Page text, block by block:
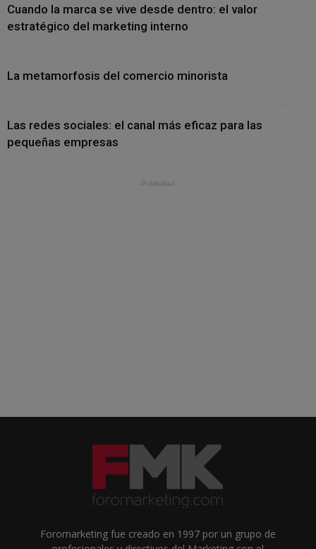
Cuando la marca se vive desde dentro: el valor
estratégico del marketing interno
La metamorfosis del comercio minorista
Las redes sociales: el canal más eficaz para las
pequeñas empresas
- Publicidad -
Foromarketing fue creado en 1997 por un grupo de